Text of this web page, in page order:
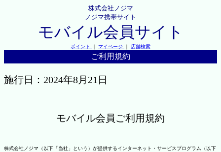
株式会社ノジマ
ノジマ携帯サイト
モバイル会員サイト
ポイント ｜ マイページ ｜ 店舗検索
ご利用規約
施行日：2024年8月21日
モバイル会員ご利用規約
株式会社ノジマ（以下「当社」という）が提供するインターネット・サービスプログラム（以下